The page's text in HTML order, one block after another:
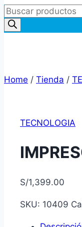
Products
search
Home / Tienda /
TECNOLOGIA
S/1,399.00
SKU: 10409